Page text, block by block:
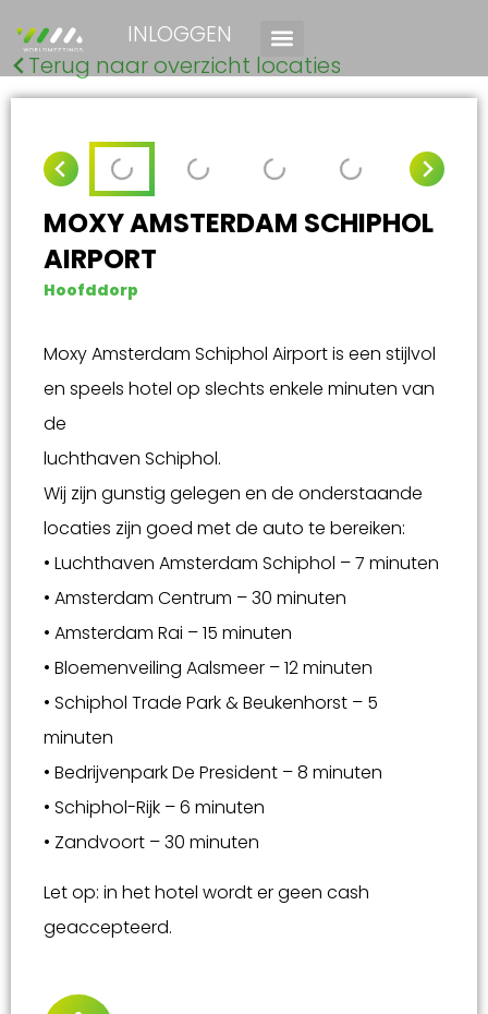
INLOGGEN
Terug naar overzicht locaties
MOXY AMSTERDAM SCHIPHOL
AIRPORT
Hoofddorp
Moxy Amsterdam Schiphol Airport is een stijlvol
en speels hotel op slechts enkele minuten van
de
luchthaven Schiphol.
Wij zijn gunstig gelegen en de onderstaande
locaties zijn goed met de auto te bereiken:
• Luchthaven Amsterdam Schiphol – 7 minuten
• Amsterdam Centrum – 30 minuten
• Amsterdam Rai – 15 minuten
• Bloemenveiling Aalsmeer – 12 minuten
• Schiphol Trade Park & Beukenhorst – 5
minuten
• Bedrijvenpark De President – 8 minuten
• Schiphol-Rijk – 6 minuten
• Zandvoort – 30 minuten
Let op: in het hotel wordt er geen cash
geaccepteerd.